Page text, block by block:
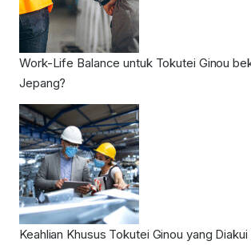
Work-Life Balance untuk Tokutei Ginou
Jepang?
Keahlian Khusus Tokutei Ginou yang